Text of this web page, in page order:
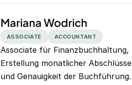
Mariana Wodrich
ASSOCIATE ACCOUNTANT
Associate für Finanzbuchhaltung,
Erstellung monatlicher Abschlüsse
und Genauigkeit der Buchführung.